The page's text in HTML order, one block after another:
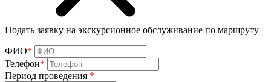
Подать заявку на экскурсионное обслуживание по маршруту
ФИО*
Телефон*
Период проведения *